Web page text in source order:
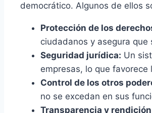
democrático. Algunos de ellos
Protección de los
ciudadanos y asegura
Seguridad jurídica: Un
empresas, lo que
Control de los otros
no se excedan en sus
Transparencia y